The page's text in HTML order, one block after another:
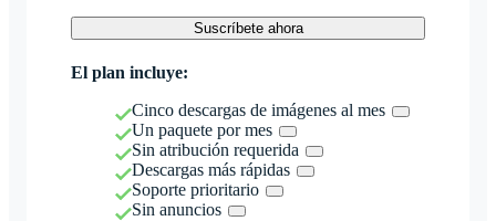
Suscríbete ahora
El plan incluye:
Cinco descargas de imágenes al mes
Un paquete por mes
Sin atribución requerida
Descargas más rápidas
Soporte prioritario
Sin anuncios